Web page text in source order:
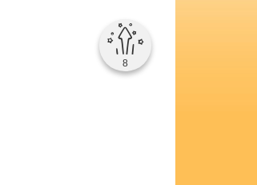
8